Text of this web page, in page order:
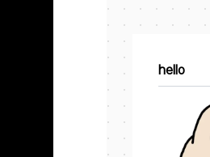
hello